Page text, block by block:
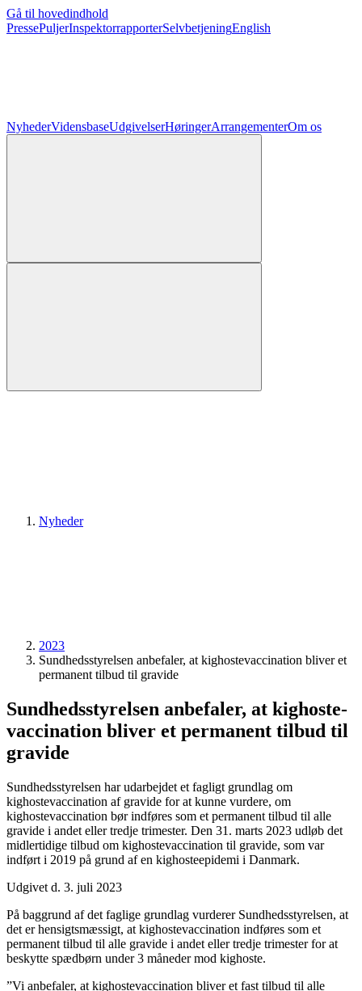
Gå til hovedindhold
PressePuljerInspektorrapporterSelvbetjeningEnglish
NyhederVidensbaseUdgivelserHøringerArrangementerOm os
Nyheder
2023
Sundheds­styrelsen anbefaler, at kighoste­vaccination bliver et
permanent tilbud til gravide
Sundheds­styrelsen anbefaler, at kighoste­
vaccination bliver et permanent tilbud til
gravide
Sundhedsstyrelsen har udarbejdet et fagligt grundlag om
kighostevaccination af gravide for at kunne vurdere, om
kighostevaccination bør indføres som et permanent tilbud til alle
gravide i andet eller tredje trimester. Den 31. marts 2023 udløb det
midlertidige tilbud om kighostevaccination til gravide, som var
indført i 2019 på grund af en kighosteepidemi i Danmark.
Udgivet d. 3. juli 2023
På baggrund af det faglige grundlag vurderer Sundhedsstyrelsen, at
det er hensigtsmæssigt, at kighostevaccination indføres som et
permanent tilbud til alle gravide i andet eller tredje trimester for at
beskytte spædbørn under 3 måneder mod kighoste.
”Vi anbefaler, at kighostevaccination bliver et fast tilbud til alle